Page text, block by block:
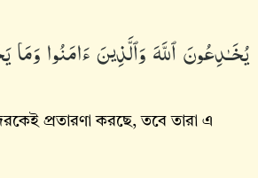
يُخَـٰدِعُونَ ٱللَّهَ وَٱلَّذِينَ ءَامَنُوا۟
প্রতারণা করছে, তবে তারা এ